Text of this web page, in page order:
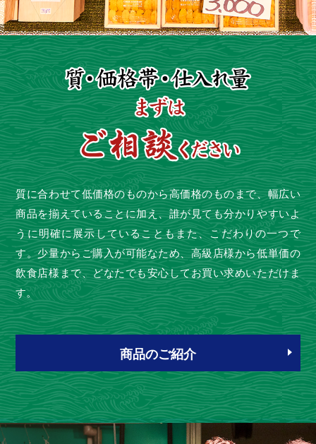
質に合わせて低価格のものから高価格のものまで、幅広い
商品を揃えていることに加え、誰が見ても分かりやすいよ
うに明確に展示していることもまた、こだわりの一つで
す。少量からご購入が可能なため、高級店様から低単価の
飲食店様まで、どなたでも安心してお買い求めいただけま
す。
商品のご紹介